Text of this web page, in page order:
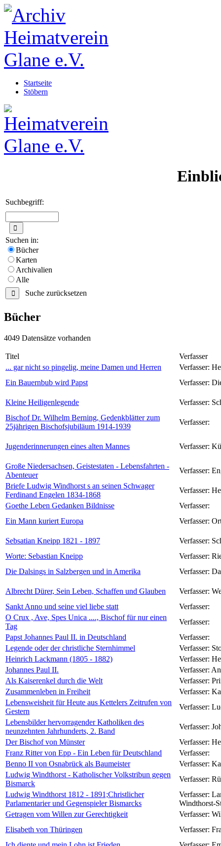
Startseite
Stöbern
Suchbegriff:
Suchen in:
Bücher
Karten
Archivalien
Alle
Suche zurücksetzen
Bücher
4049 Datensätze vorhanden
Titel
Verfasser
... gar nicht so pingelig, meine Damen und Herren
Verfasser:
Ein Bauernbub wird Papst
Verfasser:
Kleine Heiligenlegende Verfasser:
Bischof Dr. Wilhelm Berning, Gedenkblätter zum
25jährigen Bischofsjubiläum 1914-1939
Verfasser:
Jugenderinnerungen eines alten Mannes Verfasser:
Große Niedersachsen, Geistestaten - Lebensfahrten -
Abenteuer
Verfasser:
Briefe Ludwig Windhorst s an seinen Schwager
Ferdinand Engelen 1834-1868
Verfasser:
Goethe Leben Gedanken Bildnisse
Verfasser:
Ein Mann kuriert Europa
Verfasser:
Sebsatian Kneipp 1821 - 1897 Verfasser:
Worte: Sebastian Kneipp
Verfasser:
Die Dalsings in Salzbergen und in Amerika
Verfasser:
Albrecht Dürer, Sein Leben, Schaffen und Glauben Verfasser:
Sankt Anno und seine viel liebe statt
Verfasser:
O Crux , Ave, Spes Unica ...., Bischof für nur einen
Tag
Verfasser:
Papst Johannes Paul II. in Deutschland
Verfasser:
Legende oder der christliche Sternhimmel
Verfasser:
Heinrich Lackmann (1805 - 1882)
Verfasser:
Johannes Paul II.
Verfasser:
Als Kaiserenkel durch die Welt
Verfasser:
Zusammenleben in Freiheit
Verfasser:
Lebensweisheit für Heute aus Kettelers Zeitrufen von
Gestern
Verfasser:
Lebensbilder hervorragender Katholiken des
neunzehnten Jahrhunderts, 2. Band
Verfasser:
Der Bischof von Münster
Verfasser:
Franz Ritter von Epp - Ein Leben für Deutschland
Verfasser:
Benno II von Osnabrück als Baumeister
Verfasser:
Ludwig Windthorst - Katholischer Volkstribun gegen
Bismarck
Verfasser:
Ludwig Windthorst 1812 - 1891;Christlicher
Parlamentarier und Gegenspieler Bismarcks
Verfasser:
Windthorst-
Getragen vom Willen zur Gerechtigkeit
Verfasser:
Elisabeth von Thüringen
Verfasser: